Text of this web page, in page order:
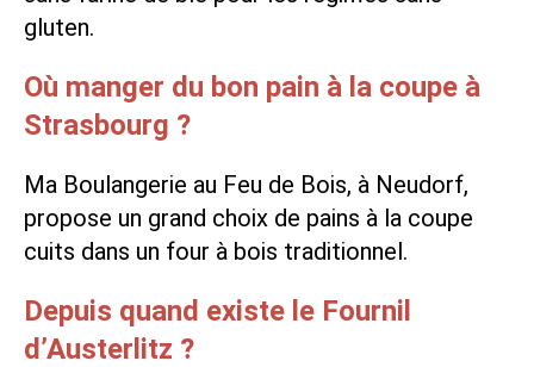
gluten.
Où manger du bon pain à la coupe à
Strasbourg ?
Ma Boulangerie au Feu de Bois, à Neudorf,
propose un grand choix de pains à la coupe
cuits dans un four à bois traditionnel.
Depuis quand existe le Fournil
d’Austerlitz ?